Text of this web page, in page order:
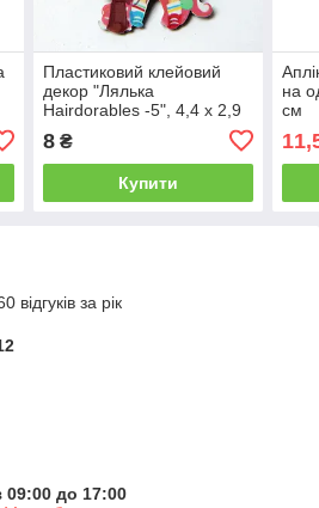
Пластиковий клейовий
декор "Лялька
Hairdorables -5", 4,4 х 2,9
8₴
Купити
на
см
відгуків за рік
09:00 до 17:00